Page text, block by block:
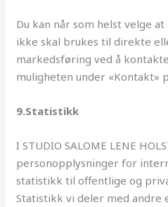
Du kan når som helst velge
ikke skal brukes til direkte
markedsføring ved å
muligheten under «Kontakt»
9.Statistikk
I STUDIO SALOME LENE
personopplysninger for
statistikk til offentlige og
Statistikk vi deler med andre